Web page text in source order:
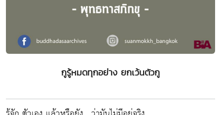
กูรู้หมดทุกอย่าง ยกเว้นตัวกู